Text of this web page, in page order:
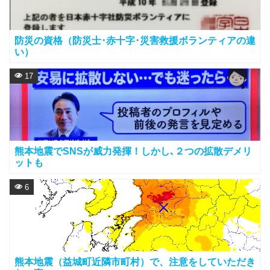
防災の資格（防災士･赤十字･災害救援ボランティアの違
い）
熊本地震でSNSが威力発揮！しかし､２つの拡散デメリ
ットも
17
熊本地震（益城町近隣市町村）で、注意をしていただき
6